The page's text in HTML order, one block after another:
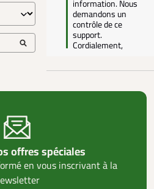
information. Nous
demandons un
contrôle de ce
support.
Cordialement,
offres spéciales
en vous inscrivant à la